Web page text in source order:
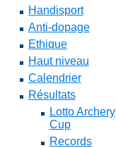
Handisport
Anti-dopage
Ethique
Haut niveau
Calendrier
Résultats
Lotto Archery
Cup
Records